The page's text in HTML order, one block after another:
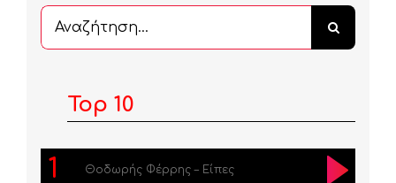
Αναζήτηση
...
Top 10
1 Θοδωρής Φέρρης – Είπες